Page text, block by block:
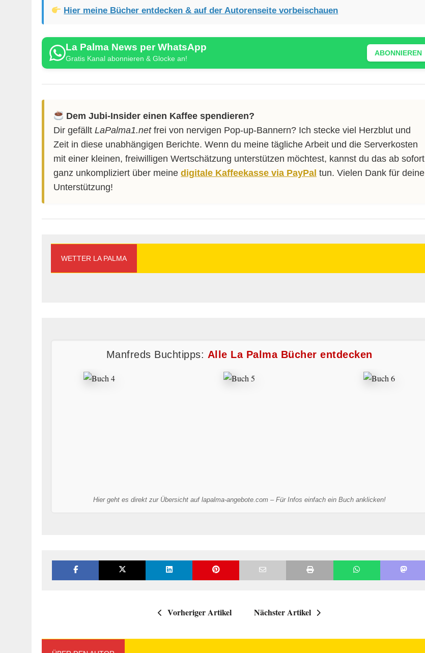
Hier meine Bücher entdecken & auf der Autorenseite vorbeischauen
La Palma News per WhatsApp
Gratis Kanal abonnieren & Glocke an!
ABONNIEREN
Dem Jubi-Insider einen Kaffee spendieren?
Dir gefällt LaPalma1.netfrei von nervigen Pop-up-Bannern? Ich stecke viel Herzblut und
Zeit in diese unabhängigen Berichte. Wenn du meine tägliche Arbeit und die Serverkosten
mit einer kleinen, freiwilligen Wertschätzung unterstützen möchtest, kannst du das ab sofort
ganz unkompliziert über meine digitale Kaffeekasse via PayPal tun. Vielen Dank für deine
Unterstützung!
WETTER LA PALMA
Manfreds Buchtipps: Alle La Palma Bücher entdecken
Hier geht es direkt zur Übersicht auf lapalma-angebote.com – Für Infos einfach ein Buch anklicken!
Vorheriger Artikel Nächster Artikel